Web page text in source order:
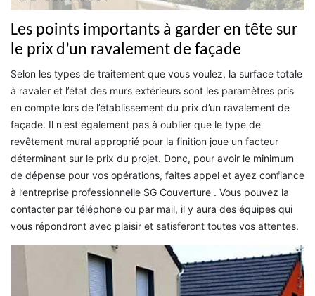
Les points importants à garder en tête sur
le prix d’un ravalement de façade
Selon les types de traitement que vous voulez, la surface totale
à ravaler et l’état des murs extérieurs sont les paramètres pris
en compte lors de l’établissement du prix d’un ravalement de
façade. Il n'est également pas à oublier que le type de
revêtement mural approprié pour la finition joue un facteur
déterminant sur le prix du projet. Donc, pour avoir le minimum
de dépense pour vos opérations, faites appel et ayez confiance
à l’entreprise professionnelle SG Couverture . Vous pouvez la
contacter par téléphone ou par mail, il y aura des équipes qui
vous répondront avec plaisir et satisferont toutes vos attentes.